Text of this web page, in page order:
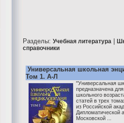
Разделы: Учебная литература
справочники
Универсальная школьная
Том 1. А-Л
"Универсальная
предназначена
школьного
статей в трех
из Российской
Московской ...